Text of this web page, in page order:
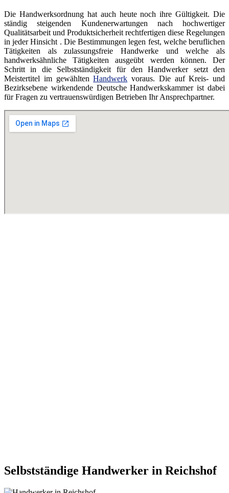
Die Handwerksordnung hat auch heute noch ihre Gültigkeit. Die
ständig steigenden Kundenerwartungen nach hochwertiger
Qualitätsarbeit und Produktsicherheit rechtfertigen diese Regelungen
in jeder Hinsicht . Die Bestimmungen legen fest, welche beruflichen
Tätigkeiten als zulassungsfreie Handwerke und welche als
handwerksähnliche Tätigkeiten ausgeübt werden können. Der
Schritt in die Selbstständigkeit für den Handwerker setzt den
Meistertitel im gewähltenHandwerk voraus. Die auf Kreis- und
Bezirksebene wirkendende Deutsche Handwerkskammer ist dabei
für Fragen zu vertrauenswürdigen Betrieben Ihr Ansprechpartner.
Selbstständige Handwerker in Reichshof